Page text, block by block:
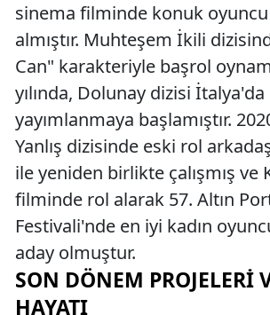
sinema filminde konuk
almıştır. Muhteşem İkili
Can" karakteriyle başrol
yılında, Dolunay dizisi İtalya'da
yayımlanmaya başlamıştır.
Yanlış dizisinde eski rol
ile yeniden birlikte çalışmış ve
filminde rol alarak 57. Altın
Festivali'nde en iyi kadın
aday olmuştur.
SON DÖNEM PROJELERI
HAYATI